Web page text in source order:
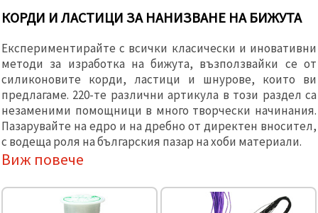
и подобни
технологии,
осигурим
правилната
работа на
сайта, да
подобрим
твоето
изживяване
и, с твое
съгласие,
анализираме
да
КОРДИ И ЛАСТИЦИ ЗА НАНИЗВАНЕ НА БИЖУТА
Експериментирайте с всички класически и иновативни
методи за изработка на бижута, възползвайки се от
силиконовите корди, ластици и шнурове, които ви
предлагаме. 220-те различни артикула в този раздел са
незаменими помощници в много творчески начинания.
Пазарувайте на едро и на дребно от директен вносител,
с водеща роля на българския пазар на хоби материали.
Виж повече